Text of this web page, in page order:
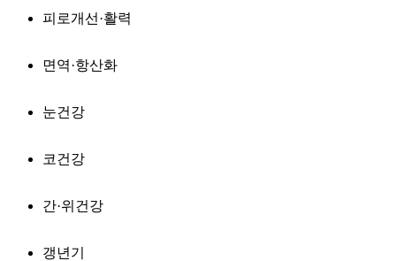
피로개선·활력
면역·항산화
눈건강
코건강
간·위건강
갱년기